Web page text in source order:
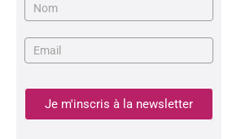
Je m'inscris à la newsletter